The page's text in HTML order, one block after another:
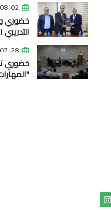
02
خضوري
28
خضوري